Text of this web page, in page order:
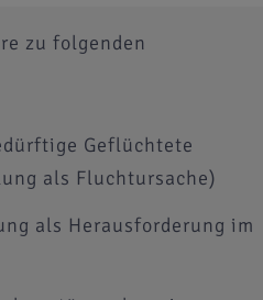
zu folgenden
Geflüchtete
als Fluchtursache)
als Herausforderung im